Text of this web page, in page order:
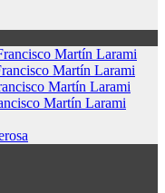
Martín Larami
Martín Larami
Martín Larami
Martín Larami